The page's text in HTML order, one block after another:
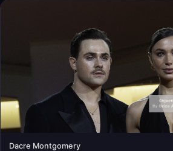
Dacre Montgomery